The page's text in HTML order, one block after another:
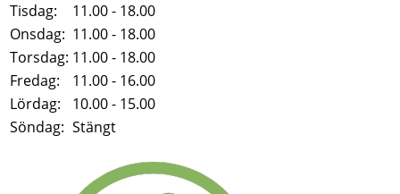
Tisdag:
11.00 - 18.00
Onsdag: 11.00 - 18.00
Torsdag: 11.00 - 18.00
Fredag:
11.00 - 16.00
Lördag:
10.00 - 15.00
Söndag: Stängt